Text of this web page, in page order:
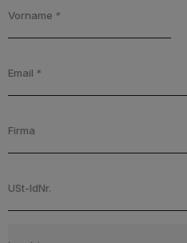
Vorname *
Email *
Firma
USt-IdNr.